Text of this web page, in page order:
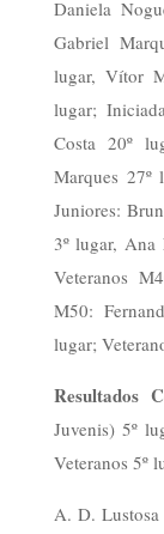
Daniela
Gabriel
lugar, Vítor
lugar;
Costa 20º
Marques 27º
Juniores:
3º lugar,
Veteranos
M50:
lugar;
Resultados
Juvenis) 5º
Veteranos 5º
A. D.